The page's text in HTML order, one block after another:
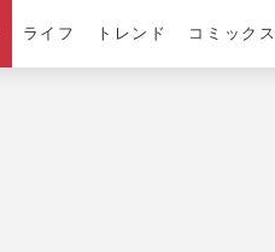
ライフ トレンド コミックス